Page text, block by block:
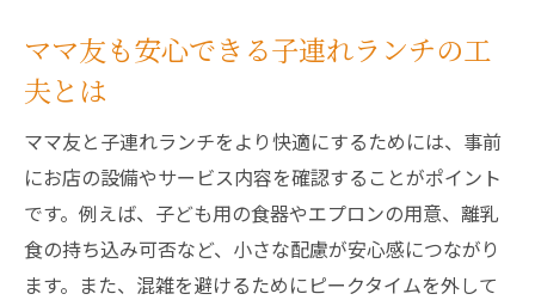
ママ友も安心できる子連れランチの工
夫とは
ママ友と子連れランチをより快適にするためには、事前
にお店の設備やサービス内容を確認することがポイント
です。例えば、子ども用の食器やエプロンの用意、離乳
食の持ち込み可否など、小さな配慮が安心感につながり
ます。また、混雑を避けるためにピークタイムを外して